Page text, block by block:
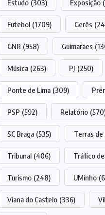
Estudo (303) Exposição
Futebol (1709) Gerês
GNR (958) Guimarães
Música (263) PJ (250)
Ponte de Lima (309)
PSP (592) Relatório
SC Braga (535) Terras de
Tribunal (406) Tráfico
Turismo (248) UMinho
Viana do Castelo (336)